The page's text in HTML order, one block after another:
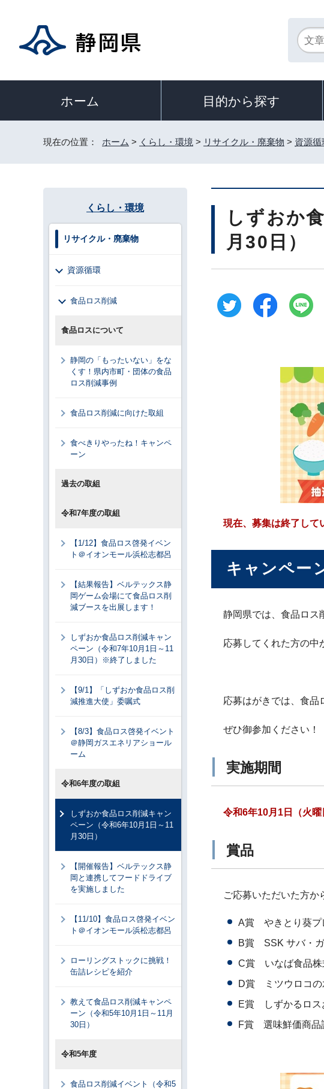
ホーム 目的から探す
現在の位置： ホーム > くらし・環境 > リサイクル・廃棄物 > 資源循
しずおか
月30日）
現在、募集は終了して
キャンペー
静岡県では、食品ロス
応募してくれた方の中
応募はがきでは、食品
ぜひ御参加ください！
実施期間
令和6年10月1日（火曜
賞品
ご応募いただいた方か
A賞 やきとり葵プ
B賞 SSK サバ・
C賞 いなば食品株
D賞 ミツウロコの
E賞 しずかるロス
F賞 選味鮮価商品
くらし・環境
リサイクル・廃棄物
資源循環
食品ロス削減
食品ロスについて
静岡の「もったいない」をな
くす！県内市町・団体の食品
ロス削減事例
食品ロス削減に向けた取組
食べきりやったね！キャンペ
ーン
過去の取組
令和7年度の取組
【1/12】食品ロス啓発イベン
ト＠イオンモール浜松志都呂
【結果報告】ベルテックス静
岡ゲーム会場にて食品ロス削
減ブースを出展します！
しずおか食品ロス削減キャン
ペーン（令和7年10月1日～11
月30日）※終了しました
【9/1】「しずおか食品ロス削
減推進大使」委嘱式
【8/3】食品ロス啓発イベント
＠静岡ガスエネリアショール
ーム
令和6年度の取組
しずおか食品ロス削減キャン
ペーン（令和6年10月1日～11
月30日）
【開催報告】ベルテックス静
岡と連携してフードドライブ
を実施しました
【11/10】食品ロス啓発イベン
ト＠イオンモール浜松志都呂
ローリングストックに挑戦！
缶詰レシピを紹介
教えて食品ロス削減キャンペ
ーン（令和5年10月1日～11月
30日）
令和5年度
食品ロス削減イベント（令和5